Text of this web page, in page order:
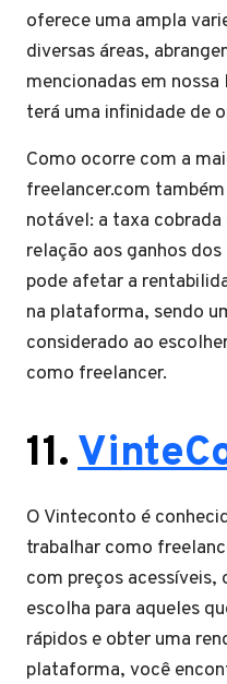
oferece uma ampla
diversas áreas,
mencionadas em
terá uma infinidade de
Como ocorre com a
freelancer.com
notável: a taxa
relação aos ganhos
pode afetar a
na plataforma, sendo
considerado ao
como freelancer.
11.
O Vinteconto é
trabalhar como
com preços acessíveis,
escolha para aqueles
rápidos e obter uma
plataforma, você